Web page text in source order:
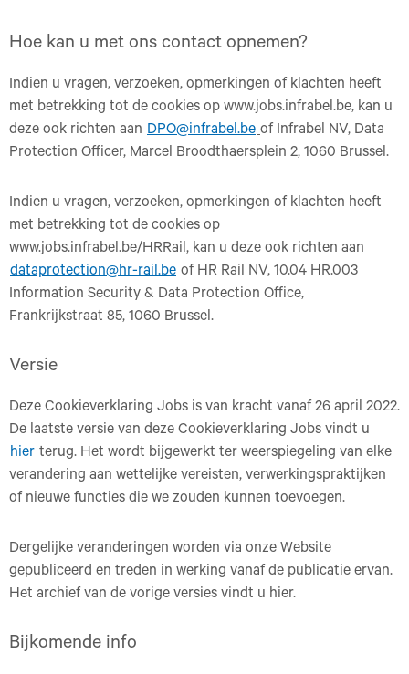
Hoe kan u met ons contact opnemen?
Indien u vragen, verzoeken, opmerkingen of klachten heeft
met betrekking tot de cookies op www.jobs.infrabel.be, kan u
deze ook richten aan DPO@infrabel.be of Infrabel NV, Data
Protection Officer, Marcel Broodthaersplein 2, 1060 Brussel.
Indien u vragen, verzoeken, opmerkingen of klachten heeft
met betrekking tot de cookies op
www.jobs.infrabel.be/HRRail, kan u deze ook richten aan
dataprotection@hr-rail.be of HR Rail NV, 10.04 HR.003
Information Security & Data Protection Office,
Frankrijkstraat 85, 1060 Brussel.
Versie
Deze Cookieverklaring Jobs is van kracht vanaf 26 april 2022.
De laatste versie van deze Cookieverklaring Jobs vindt u
hier terug. Het wordt bijgewerkt ter weerspiegeling van elke
verandering aan wettelijke vereisten, verwerkingspraktijken
of nieuwe functies die we zouden kunnen toevoegen.
Dergelijke veranderingen worden via onze Website
gepubliceerd en treden in werking vanaf de publicatie ervan.
Het archief van de vorige versies vindt u hier.
Bijkomende info